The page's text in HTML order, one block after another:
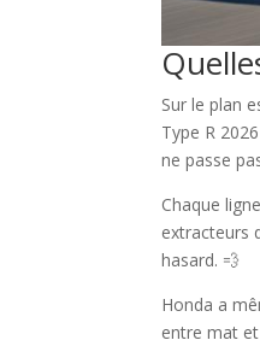
Sur le plan
Type R
ne passe
Chaque
extracteurs
hasard. 💨
Honda a
entre mat